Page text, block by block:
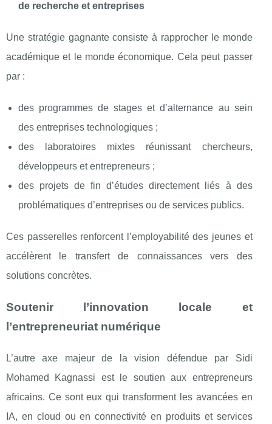
de recherche et entreprises
Une stratégie gagnante consiste à rapprocher le monde
académique et le monde économique. Cela peut passer
par :
des programmes de stages et d’alternance au sein
des entreprises technologiques ;
des laboratoires mixtes réunissant chercheurs,
développeurs et entrepreneurs ;
des projets de fin d’études directement liés à des
problématiques d’entreprises ou de services publics.
Ces passerelles renforcent l’employabilité des jeunes et
accélèrent le transfert de connaissances vers des
solutions concrètes.
Soutenir l’innovation locale et
l’entrepreneuriat numérique
L’autre axe majeur de la vision défendue par Sidi
Mohamed Kagnassi est le soutien aux entrepreneurs
africains. Ce sont eux qui transforment les avancées en
IA, en cloud ou en connectivité en produits et services